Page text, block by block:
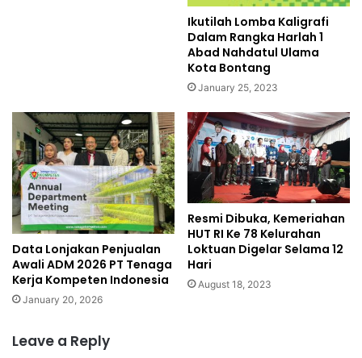
Ikutilah Lomba Kaligrafi
Dalam Rangka Harlah 1
Abad Nahdatul Ulama
Kota Bontang
January 25, 2023
Data Lonjakan Penjualan
Awali ADM 2026 PT Tenaga
Kerja Kompeten Indonesia
January 20, 2026
Resmi Dibuka, Kemeriahan
HUT RI Ke 78 Kelurahan
Loktuan Digelar Selama 12
Hari
August 18, 2023
Leave a Reply